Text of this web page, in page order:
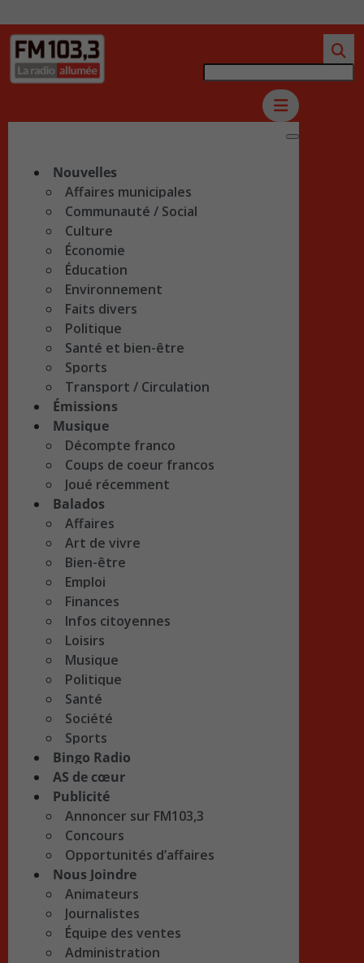
Nouvelles
Affaires municipales
Communauté / Social
Culture
Économie
Éducation
Environnement
Faits divers
Politique
Santé et bien-être
Sports
Transport / Circulation
Émissions
Musique
Décompte franco
Coups de coeur francos
Joué récemment
Balados
Affaires
Art de vivre
Bien-être
Emploi
Finances
Infos citoyennes
Loisirs
Musique
Politique
Santé
Société
Sports
Bingo Radio
AS de cœur
Publicité
Annoncer sur FM103,3
Concours
Opportunités d’affaires
Nous Joindre
Animateurs
Journalistes
Équipe des ventes
Administration